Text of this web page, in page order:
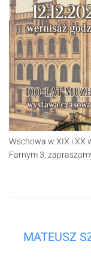
Wschowa w XIX i XX
Farnym 3,
MATEUSZ